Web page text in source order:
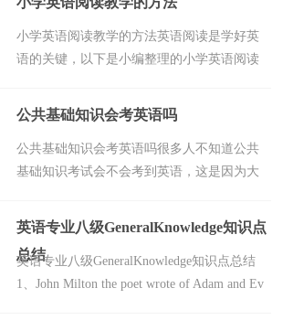
小学英语阅读教学的方法英语阅读是学好英
语的关键，以下是小编整理的小学英语阅读
入手，引入话题PEP小学英语在中高年级课本
公共基础知识会考英语吗
公共基础知识会考英语吗很多人不知道公共
基础知识考试会不会考到英语，这是因为大
绍，一起来看看。不会（政策变动除外，仅
英语专业八级GeneralKnowledge知识点
总结
英语专业八级GeneralKnowledge知识点总结
1、John Milton the poet wrote of Adam and Ev